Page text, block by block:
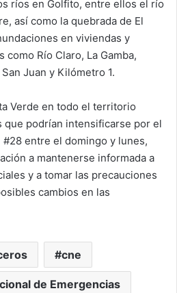
ríos en Golfito, entre ellos el río
así como la quebrada de El
en viviendas y
Río Claro, La Gamba,
Juan y Kilómetro 1.
Verde en todo el territorio
que podrían intensificarse por el
#28 entre el domingo y lunes,
a mantenerse informada a
y a tomar las precauciones
cambios en las
cne
de Emergencias